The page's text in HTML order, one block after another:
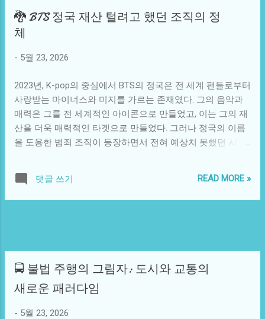
필요한 정보를 제...
다. 결론적으로 적조는 단순히 한 나라의 문제가 아니라, 전
인류의 지속 가능한 미래와 직결된 문제임을 이해해야 한다.
양한 생명의 희로애락을 당연하게 여기기 쉽다. 하지만 일본
든다. 바다의 건강이 우리 삶에 얼마나 중요한지를 상기시켜
주는 경고음처럼 작용하는 것이다. 사회적으로도, 해양오염
이 초래하는 경제적 손실이 가시화되면서 다양한 정책이 마
련되고 있지만, 여전히 해결책을 마련하지 못하고 있는 현실
이다. 따라서 우리는 이 문제의 해결을 위해 사회적 책임을 갖
생태계의 변화뿐만 아니라, 인간 사회와 문화 속에서 더 깊은
게 만든다. 이 현상은 기술...
🐉 BTS 정국 재산 털려고 했던 조직의 정
체
- 5월 23, 2026
2023년, K-pop의 중심에서 BTS의 정국은 전 세계 팬들로부터
사랑받는 마이너스와 미지를 가르는 존재였다. 그의 음악과
매력은 그를 전 세계적인 아이콘으로 만들었고, 이는 그의 재
산을 더욱 매력적인 타겟으로 만들었다. 그러나 정국의 이름
을 도용한 범죄 조직이 등장하면서 전혀 예상치 못했던 사건
활을 침해하는 범죄를 넘어, 어떻게 팬문화와 유명인의 삶이
연관될 수 있는지를 보여준다. 정국을 비롯한 BTS의 멤버들
롭힘으로 이어질 수 있다. 이러한 분위기에서 정국의 개인적
인 정보는 금괴처럼 여겨졌다. 이 조직은 이러한 정보의 접근
박하여 재산을 착취하려고 했다. 이러한 사건은 단순히 정국
댓글 쓰기 READ MORE »
🚍 불법 주행의 그림자: 도시와 교통의
새로운 패러다임
- 5월 23, 2026